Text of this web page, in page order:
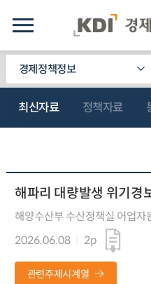
경제정책정보
최신자료 정책자료
해파리 대량발생 위기경
해양수산부 수산정책실 어업
2026.06.08
2p
관련주제시계열